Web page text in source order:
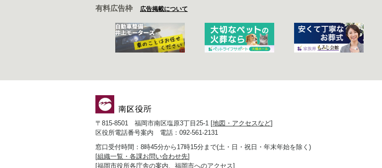
有料広告枠 広告掲載について
〒815-8501 福岡市南区塩原3丁目25-1 [地図・アクセスなど]
区役所電話番号案内 電話：092-561-2131
窓口受付時間：8時45分から17時15分まで(土・日・祝日・年末年始を除く)
[組織一覧・各課お問い合わせ先]
[福岡市役所各庁舎の案内、福岡市へのアクセス]